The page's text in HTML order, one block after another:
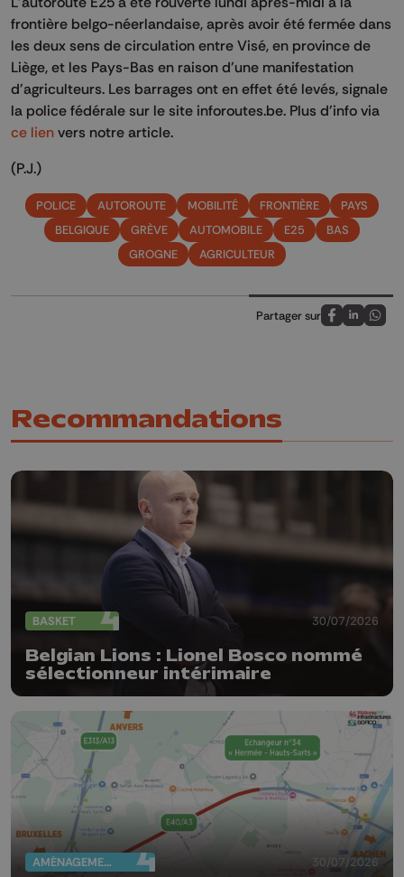
frontière belgo-néerlandaise, après avoir été fermée dans
les deux sens de circulation entre Visé, en province de
Liège, et les Pays-Bas en raison d'une manifestation
d'agriculteurs. Les barrages ont en effet été levés, signale
la police fédérale sur le site inforoutes.be. Plus d'info via
ce lien vers notre article.
(P.J.)
POLICE AUTOROUTE MOBILITÉ FRONTIÈRE
PAYS
BELGIQUE
GRÈVE AUTOMOBILE E25
BAS
GROGNE
AGRICULTEUR
Partager sur
Partagez sur
Partagez
Recommandations
BASKET 30/07/2026
Belgian Lions : Lionel Bosco nommé
sélectionneur intérimaire
AMÉNAGEMENT DU TERRITOIRE 30/07/2026